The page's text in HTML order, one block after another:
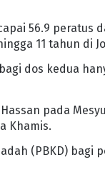
56.9 peratus
11 tahun di
dos kedua
pada
Khamis.
(PBKD) bagi